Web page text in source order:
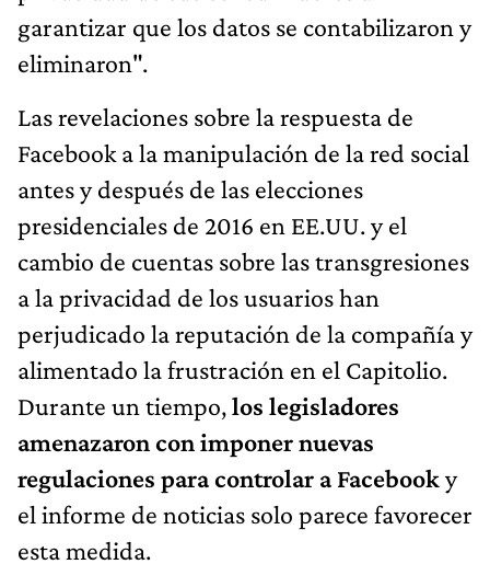
garantizar que los datos se contabilizaron y
eliminaron".
Las revelaciones sobre la respuesta de
Facebook a la manipulación de la red social
antes y después de las elecciones
presidenciales de 2016 en EE.UU. y el
cambio de cuentas sobre las transgresiones
a la privacidad de los usuarios han
perjudicado la reputación de la compañía y
alimentado la frustración en el Capitolio.
Durante un tiempo,los legisladores
amenazaron con imponer nuevas
regulaciones para controlar a Facebooky
el informe de noticias solo parece favorecer
esta medida.